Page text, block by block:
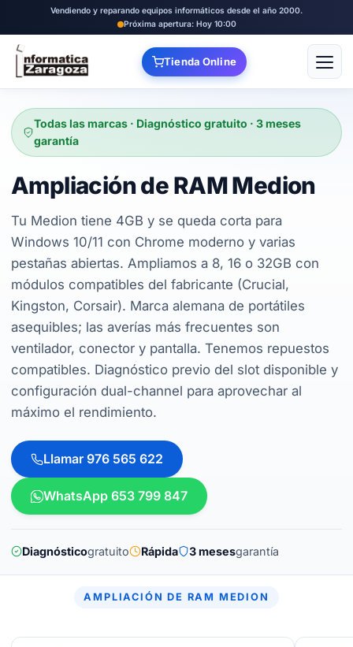
Vendiendo y reparando equipos informáticos desde el año 2000.
Próxima apertura: Hoy 10:00
Tienda Online Abrir
Todas las marcas · Diagnóstico gratuito · 3 meses
garantía
Ampliación de RAM Medion
Tu Medion tiene 4GB y se queda corta para
Windows 10/11 con Chrome moderno y varias
pestañas abiertas. Ampliamos a 8, 16 o 32GB con
módulos compatibles del fabricante (Crucial,
Kingston, Corsair). Marca alemana de portátiles
asequibles; las averías más frecuentes son
ventilador, conector y pantalla. Tenemos repuestos
compatibles. Diagnóstico previo del slot disponible y
configuración dual-channel para aprovechar al
máximo el rendimiento.
Llamar 976 565 622
WhatsApp 653 799 847
Diagnósticogratuito Rápida 3 mesesgarantía
AMPLIACIÓN DE RAM MEDION